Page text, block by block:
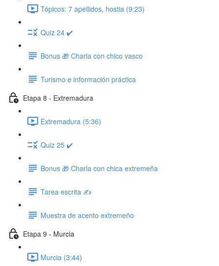
Tópicos: 7 apellidos, hostia (9:23)
Quiz 24 ✔️
Bonus 🎁 Charla con chico vasco
Turismo e información práctica
Etapa 8 - Extremadura
Extremadura (5:36)
Quiz 25 ✔️
Bonus 🎁 Charla con chica extremeña
Tarea escrita ✍️
Muestra de acento extremeño
Etapa 9 - Murcia
Murcia (3:44)